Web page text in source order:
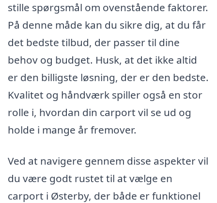
stille spørgsmål om ovenstående faktorer.
På denne måde kan du sikre dig, at du får
det bedste tilbud, der passer til dine
behov og budget. Husk, at det ikke altid
er den billigste løsning, der er den bedste.
Kvalitet og håndværk spiller også en stor
rolle i, hvordan din carport vil se ud og
holde i mange år fremover.
Ved at navigere gennem disse aspekter vil
du være godt rustet til at vælge en
carport i Østerby, der både er funktionel